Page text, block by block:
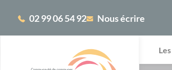
02 99 06 54 92 Nous écrire